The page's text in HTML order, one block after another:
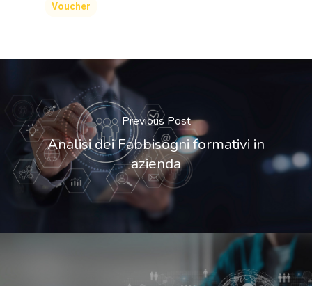
Voucher
Previous Post
Analisi dei Fabbisogni formativi in
azienda